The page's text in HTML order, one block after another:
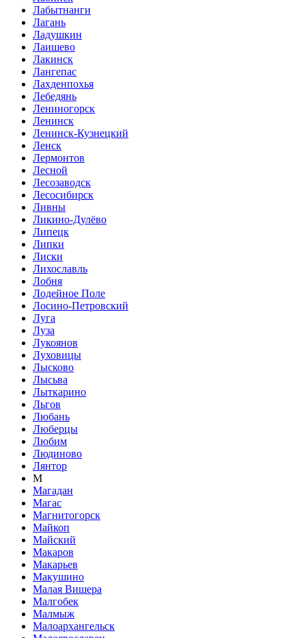
Лабытнанги
Лагань
Ладушкин
Лаишево
Лакинск
Лангепас
Лахденпохья
Лебедянь
Лениногорск
Ленинск
Ленинск-Кузнецкий
Ленск
Лермонтов
Лесной
Лесозаводск
Лесосибирск
Ливны
Ликино-Дулёво
Липецк
Липки
Лиски
Лихославль
Лобня
Лодейное Поле
Лосино-Петровский
Луга
Луза
Лукоянов
Луховицы
Лысково
Лысьва
Лыткарино
Льгов
Любань
Люберцы
Любим
Людиново
Лянтор
М
Магадан
Магас
Магнитогорск
Майкоп
Майский
Макаров
Макарьев
Макушино
Малая Вишера
Малгобек
Малмыж
Малоархангельск